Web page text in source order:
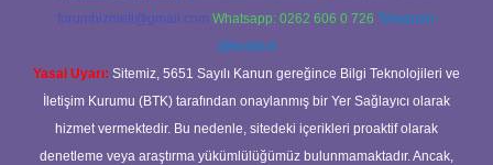
forumhizmeti@gmail.com Whatsapp: 0262 606 0 726 Telegram:
@karabul
Yasal Uyarı: Sitemiz, 5651 Sayılı Kanun gereğince Bilgi Teknolojileri ve
İletişim Kurumu (BTK) tarafından onaylanmış bir Yer Sağlayıcı olarak
hizmet vermektedir. Bu nedenle, sitedeki içerikleri proaktif olarak
denetleme veya araştırma yükümlülüğümüz bulunmamaktadır. Ancak,